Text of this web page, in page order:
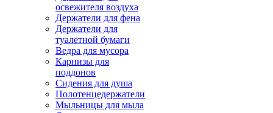
освежителя воздуха
Держатели для фена
Держатели для
туалетной бумаги
Ведра для мусора
Карнизы для
поддонов
Сидения для душа
Полотенцедержатели
Мыльницы для мыла